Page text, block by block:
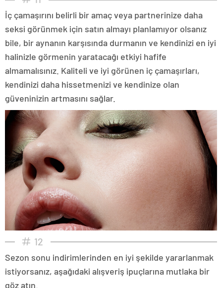
İç çamaşırını belirli bir amaç veya partnerinize daha
seksi görünmek için satın almayı planlamıyor olsanız
bile, bir aynanın karşısında durmanın ve kendinizi en iyi
halinizle görmenin yaratacağı etkiyi hafife
almamalısınız. Kaliteli ve iyi görünen iç çamaşırları,
kendinizi daha hissetmenizi ve kendinize olan
güveninizin artmasını sağlar.
12
Sezon sonu indirimlerinden en iyi şekilde yararlanmak
istiyorsanız, aşağıdaki alışveriş ipuçlarına mutlaka bir
göz atın.